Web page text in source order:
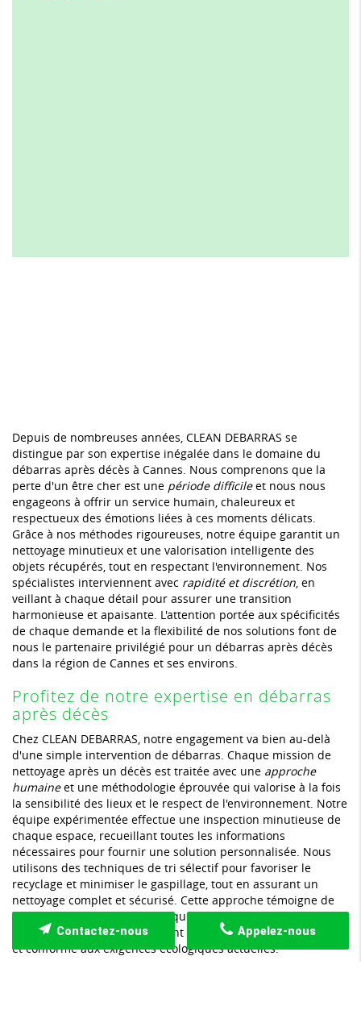
Depuis de nombreuses années, CLEAN DEBARRAS se
distingue par son expertise inégalée dans le domaine du
débarras après décès à Cannes. Nous comprenons que la
perte d'un être cher est une période difficileet nous nous
engageons à offrir un service humain, chaleureux et
respectueux des émotions liées à ces moments délicats.
Grâce à nos méthodes rigoureuses, notre équipe garantit un
nettoyage minutieux et une valorisation intelligente des
objets récupérés, tout en respectant l'environnement. Nos
spécialistes interviennent avec rapidité et discrétion , en
veillant à chaque détail pour assurer une transition
harmonieuse et apaisante. L'attention portée aux spécificités
de chaque demande et la flexibilité de nos solutions font de
nous le partenaire privilégié pour un débarras après décès
dans la région de Cannes et ses environs.
Profitez de notre expertise en débarras
après décès
Chez CLEAN DEBARRAS, notre engagement va bien au-delà
d'une simple intervention de débarras. Chaque mission de
nettoyage après un décès est traitée avec une approche
humaineet une méthodologie éprouvée qui valorise à la fois
la sensibilité des lieux et le respect de l'environnement. Notre
équipe expérimentée effectue une inspection minutieuse de
chaque espace, recueillant toutes les informations
nécessaires pour fournir une solution personnalisée. Nous
utilisons des techniques de tri sélectif pour favoriser le
recyclage et minimiser le gaspillage, tout en assurant un
nettoyage complet et sécurisé. Cette approche témoigne de
notre volonté de soutenir chaque client dans un moment de
transition difficile, en lui offrant un servicedigne de confiance
et conforme aux exigences écologiques actuelles.
Appelez-nous
Contactez-nous